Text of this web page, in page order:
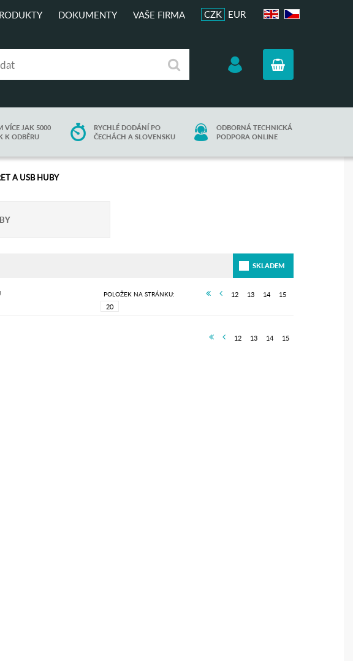
EN CZ
CZK EUR
DOKUMENTY VAŠE FIRMA
VÍCE JAK 5000
K ODBĚRU
RYCHLÉ DODÁNÍ PO
ČECHÁCH A SLOVENSKU
ODBORNÁ TECHNICKÁ
PODPORA ONLINE
A USB HUBY
SKLADEM
12 13 14 15
POLOŽEK NA STRÁNKU:
12 13 14 15